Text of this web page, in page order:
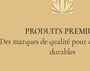
PRODUITS
Des marques de qualité pour
durables